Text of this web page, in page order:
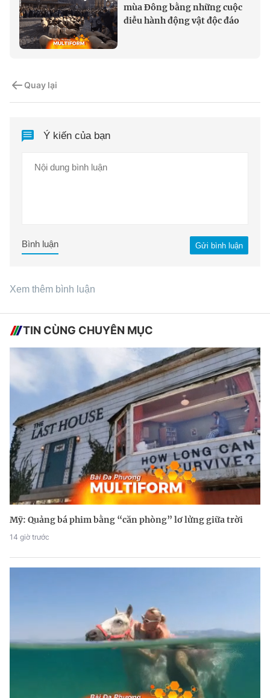
mùa Đông bằng những cuộc
diễu hành động vật độc đáo
Quay lại
Ý kiến của bạn
Gửi bình luận
Bình luận
Xem thêm bình luận
TIN CÙNG CHUYÊN MỤC
Mỹ: Quảng bá phim bằng “căn phòng” lơ lửng giữa trời
14 giờ trước